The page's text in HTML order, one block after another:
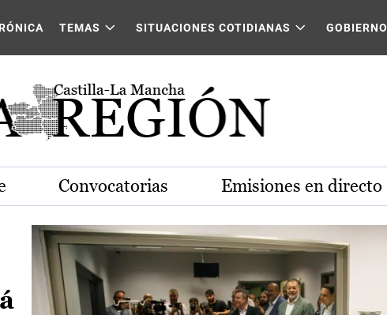
La Mancha
TEMAS SITUACIONES COTIDIANAS GOBIERNO
Convocatorias Emisiones en directo